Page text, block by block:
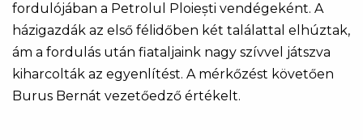
fordulójában a Petrolul Ploiești vendégeként. A
házigazdák az első félidőben két találattal elhúztak,
ám a fordulás után fiataljaink nagy szívvel játszva
kiharcolták az egyenlítést. A mérkőzést követően
Burus Bernát vezetőedző értékelt.